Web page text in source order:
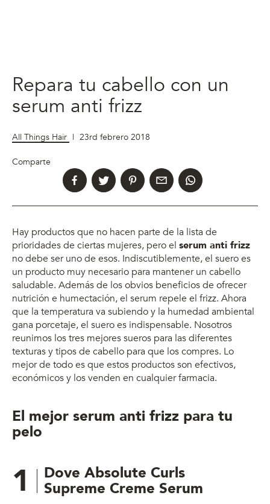
Repara tu cabello con un
serum anti frizz
All Things Hair | 23rd febrero 2018
Comparte
Hay productos que no hacen parte de la lista de
prioridades de ciertas mujeres, pero el serum anti frizz
no debe ser uno de esos. Indiscutiblemente, el suero es
un producto muy necesario para mantener un cabello
saludable. Además de los obvios beneficios de ofrecer
nutrición e humectación, el serum repele el frizz. Ahora
que la temperatura va subiendo y la humedad ambiental
gana porcetaje, el suero es indispensable. Nosotros
reunimos los tres mejores sueros para las diferentes
texturas y tipos de cabello para que los compres. Lo
mejor de todo es que estos productos son efectivos,
económicos y los venden en cualquier farmacia.
El mejor serum anti frizz para tu
pelo
1 Dove Absolute Curls
Supreme Creme Serum